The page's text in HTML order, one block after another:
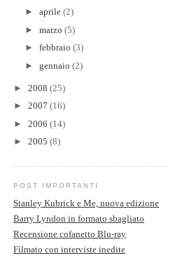
► aprile (2)
► marzo (5)
► febbraio (3)
► gennaio (2)
► 2008 (25)
► 2007 (16)
► 2006 (14)
► 2005 (8)
POST IMPORTANTI
Stanley Kubrick e Me, nuova edizione
Barry Lyndon in formato sbagliato
Recensione cofanetto Blu-ray
Filmato con interviste inedite